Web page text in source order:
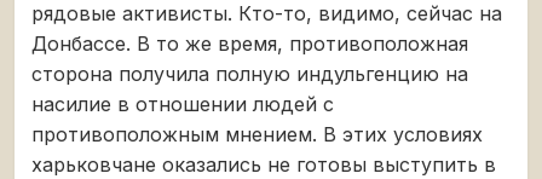
рядовые активисты. Кто-то, видимо, сейчас на
Донбассе. В то же время, противоположная
сторона получила полную индульгенцию на
насилие в отношении людей с
противоположным мнением. В этих условиях
харьковчане оказались не готовы выступить в